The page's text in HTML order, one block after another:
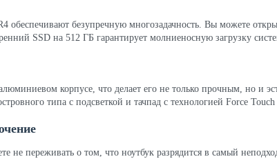
обеспечивают безупречную многозадачность. Вы можете
SSD на 512 ГБ гарантирует молниеносную загрузку
корпусе, что делает его не только прочным, но и
типа с подсветкой и тачпад с технологией Force
не переживать о том, что ноутбук разрядится в самый